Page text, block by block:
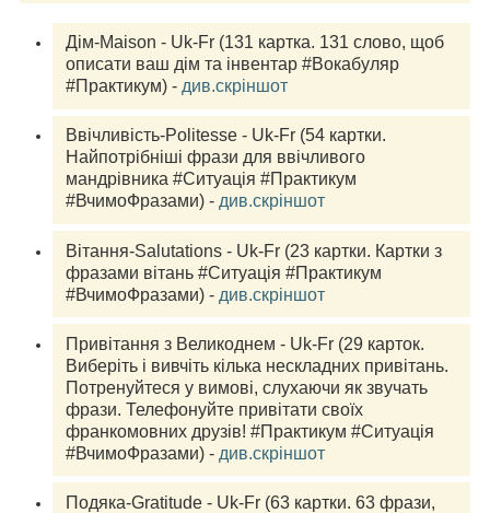
Дім-Maison - Uk-Fr (131 картка. 131 слово, щоб
описати ваш дім та інвентар #Вокабуляр
#Практикум) - див.скріншот
Ввічливість-Politesse - Uk-Fr (54 картки.
Найпотрібніші фрази для ввічливого
мандрівника #Ситуація #Практикум
#ВчимоФразами) - див.скріншот
Вітання-Salutations - Uk-Fr (23 картки. Картки з
фразами вітань #Ситуація #Практикум
#ВчимоФразами) - див.скріншот
Привітання з Великоднем - Uk-Fr (29 карток.
Виберіть і вивчіть кілька нескладних привітань.
Потренуйтеся у вимові, слухаючи як звучать
фрази. Телефонуйте привітати своїх
франкомовних друзів! #Практикум #Ситуація
#ВчимоФразами) - див.скріншот
Подяка-Gratitude - Uk-Fr (63 картки. 63 фрази,